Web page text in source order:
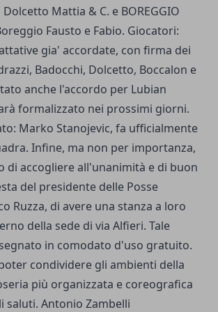
Dolcetto Mattia & C. e BOREGGIO
Fausto e Fabio. Giocatori:
gia' accordate, con firma dei
Badocchi, Dolcetto, Boccalon e
anche l'accordo per Lubian
formalizzato nei prossimi giorni.
Marko Stanojevic, fa ufficialmente
Infine, ma non per importanza,
di accogliere all'unanimità e di buon
del presidente delle Posse
Ruzza, di avere una stanza a loro
della sede di via Alfieri. Tale
in comodato d'uso gratuito.
condividere gli ambienti della
più organizzata e coreografica
saluti. Antonio Zambelli